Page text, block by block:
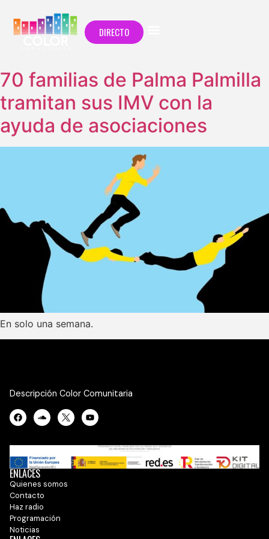
DIRECTO
70 familias de Palma Palmilla
tramitan sus IMV con la
ayuda de asociaciones
En solo una semana.
Descripción Color Comunitaria
ENLACES
Quienes somos
Contacto
Haz radio
Programación
Noticias